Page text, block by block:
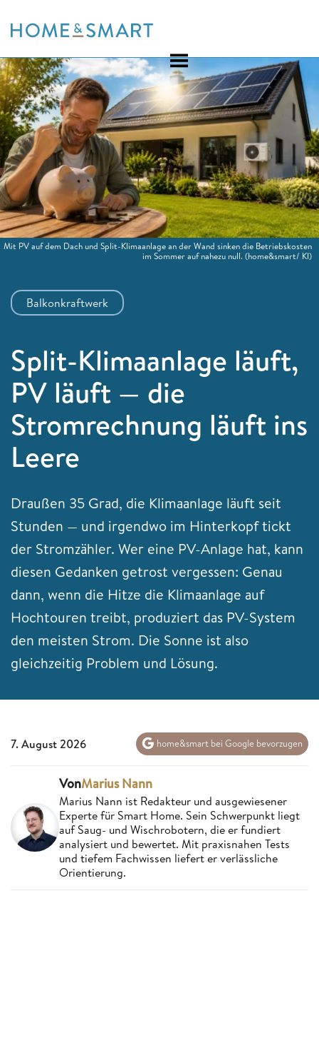
to
Balkonkraftwerk
Split-Klimaanlage läuft,
PV läuft — die
Stromrechnung läuft ins
Leere
Draußen 35 Grad, die Klimaanlage läuft seit
Stunden — und irgendwo im Hinterkopf tickt
der Stromzähler. Wer eine PV-Anlage hat, kann
diesen Gedanken getrost vergessen: Genau
dann, wenn die Hitze die Klimaanlage auf
Hochtouren treibt, produziert das PV-System
den meisten Strom. Die Sonne ist also
gleichzeitig Problem und Lösung.
Mit PV auf dem Dach und Split-Klimaanlage an der Wand sinken die Betriebskosten
im Sommer auf nahezu null.(home&smart/ KI)
7. August 2026 home&smart bei Google bevorzugen
VonMarius Nann
Marius Nann ist Redakteur und ausgewiesener
Experte für Smart Home. Sein Schwerpunkt liegt
auf Saug- und Wischrobotern, die er fundiert
analysiert und bewertet. Mit praxisnahen Tests
und tiefem Fachwissen liefert er verlässliche
Orientierung.